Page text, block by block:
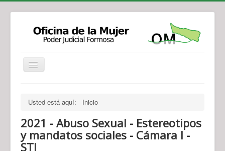
Legislación
Novedades
Recursos y Servicios de Atención
Contacto
Usted está aquí: Inicio
2021 - Abuso Sexual - Estereotipos
y mandatos sociales - Cámara I -
STJ